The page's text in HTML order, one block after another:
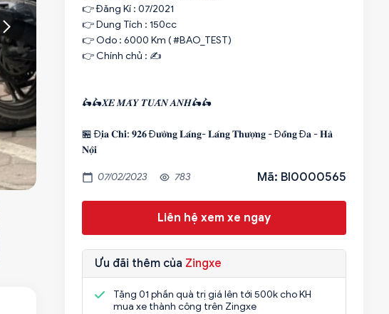
👉 Đăng Kí : 07/2021
👉 Dung Tích : 150cc
👉 Odo : 6000 Km ( #BAO_TEST)
👉 Chính chủ : ✍️
🛵🛵𝑿𝑬 𝑴𝑨́𝒀 𝑻𝑼𝑨̂́𝑵 𝑨𝑵𝑯🛵🛵
🏪 Đ𝐢̣𝐚 𝐂𝐡𝐢̉: 𝟗𝟐𝟔 Đ𝐮̛𝐨̛̀𝐧𝐠 𝐋𝐚́𝐧𝐠- 𝐋𝐚́𝐧𝐠 𝐓𝐡𝐮̛𝐨̛̣𝐧𝐠 - Đ𝐨̂́𝐧𝐠 Đ𝐚 - 𝐇𝐚̀
𝐍𝐨̣̂𝐢
07/02/2023 783 Mã: BI0000565
Liên hệ xem xe ngay
Ưu đãi thêm của Zingxe
Tặng 01 phần quà trị giá lên tới 500k cho KH
mua xe thành công trên Zingxe